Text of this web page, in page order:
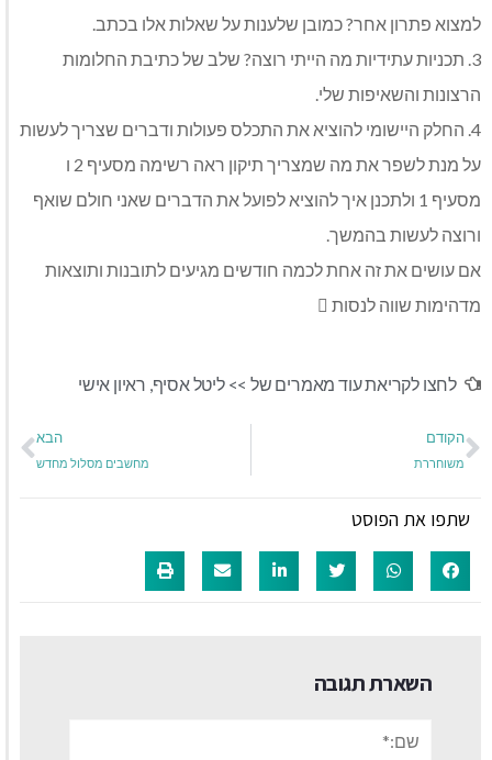
למצוא פתרון אחר? כמובן שלענות על שאלות אלו בכתב.
3. תכניות עתידיות מה הייתי רוצה? שלב של כתיבת החלומות
הרצונות והשאיפות שלי.
4. החלק היישומי להוציא את התכלס פעולות ודברים שצריך לעשות
על מנת לשפר את מה שמצריך תיקון ראה רשימה מסעיף 2 ו
מסעיף 1 ולתכנן איך להוציא לפועל את הדברים שאני חולם שואף
ורוצה לעשות בהמשך.
אם עושים את זה אחת לכמה חודשים מגיעים לתובנות ותוצאות
מדהימות שווה לנסות 
לחצו לקריאת עוד מאמרים של >> ליטל אסיף, ראיון אישי
הקודם
משוחררת
הבא
מחשבים מסלול מחדש
שתפו את הפוסט
השארת תגובה